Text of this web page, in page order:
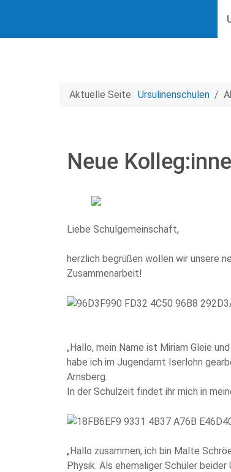
Aktuelle Seite: Ursulinenschulen
Neue
Liebe Schulgemeinschaft,
herzlich begrüßen wollen wir unsere
Zusammenarbeit!
„Hallo, mein Name ist Miriam Gleie
habe ich im Jugendamt Iserlohn
Arnsberg.
In der Schulzeit findet ihr mich in
„Hallo zusammen, ich bin Malte
Physik. Als ehemaliger Schüler